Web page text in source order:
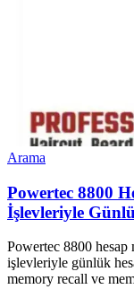
Arama
Powertec 8800
İşlevleriyle
Powertec 8800 hesap
işlevleriyle günlük
memory recall ve